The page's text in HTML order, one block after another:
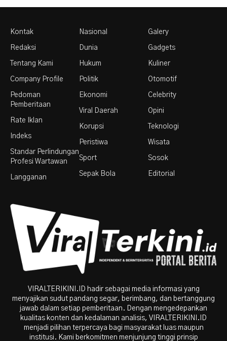
Kontak
Redaksi
Tentang Kami
Company Profile
Pedoman
Pemberitaan
Rate Iklan
Indeks
Standar Perlindungan
Profesi Wartawan
Langganan
Nasional
Dunia
Hukum
Politik
Ekonomi
Viral Daerah
Korupsi
Peristiwa
Sport
Sepak Bola
Galery
Gadgets
Kuliner
Otomotif
Celebrity
Opini
Teknologi
Wisata
Sosok
Editorial
VIRALTERIKINI.ID hadir sebagai media informasi yang
menyajikan sudut pandang segar, berimbang, dan bertanggung
jawab dalam setiap pemberitaan. Dengan mengedepankan
kualitas konten dan kedalaman analisis, VIRALTERIKINI.ID
menjadi pilihan terpercaya bagi masyarakat luas maupun
institusi. Kami berkomitmen menjunjung tinggi prinsip